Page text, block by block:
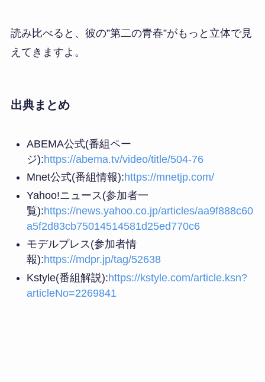
読み比べると、彼の”第二の青春”がもっと立体で見
えてきますよ。
出典まとめ
ABEMA公式(番組ペー
ジ):https://abema.tv/video/title/504-76
Mnet公式(番組情報):https://mnetjp.com/
Yahoo!ニュース(参加者一
覧):https://news.yahoo.co.jp/articles/aa9f888c60
a5f2d83cb75014514581d25ed770c6
モデルプレス(参加者情
報):https://mdpr.jp/tag/52638
Kstyle(番組解説):https://kstyle.com/article.ksn?
articleNo=2269841